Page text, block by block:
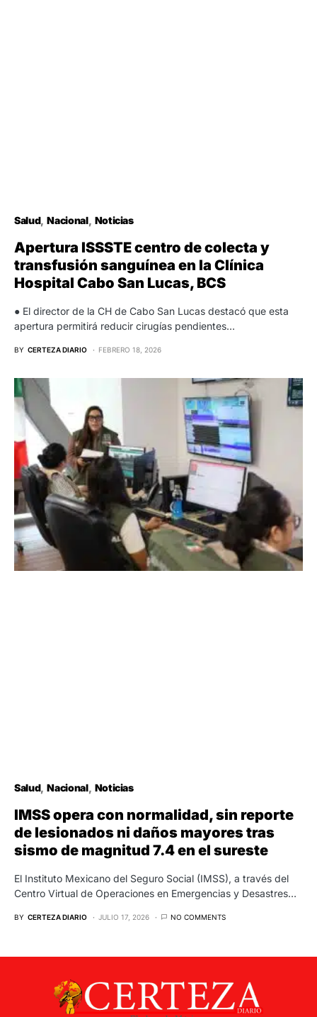
Salud Nacional Noticias
Apertura ISSSTE centro de colecta y
transfusión sanguínea en la Clínica
Hospital Cabo San Lucas, BCS
● El director de la CH de Cabo San Lucas destacó que esta
apertura permitirá reducir cirugías pendientes…
BY CERTEZA DIARIO FEBRERO 18, 2026
Salud Nacional Noticias
IMSS opera con normalidad, sin reporte
de lesionados ni daños mayores tras
sismo de magnitud 7.4 en el sureste
El Instituto Mexicano del Seguro Social (IMSS), a través del
Centro Virtual de Operaciones en Emergencias y Desastres…
BY CERTEZA DIARIO JULIO 17, 2026 NO COMMENTS